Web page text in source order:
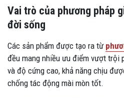
Vai trò của phương pháp
đời sống
Các sản phẩm được tạo ra từ
đều mang nhiều ưu điểm vượt trội
và độ cứng cao, khả năng chịu
chống tác động mài mòn tốt.